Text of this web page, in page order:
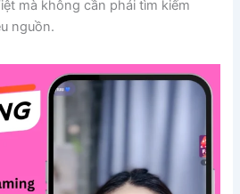
mà không cần phải tìm kiếm
nguồn.